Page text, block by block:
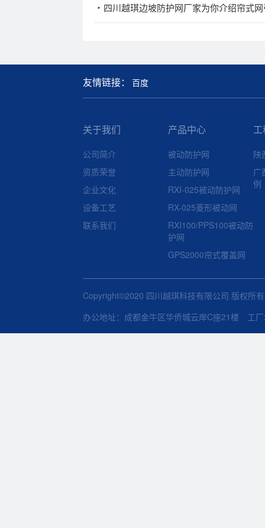
四川越琪边坡防护网厂家为你介绍帘式
友情链接： 百度
关于我们
公司简介
资质荣誉
企业文化
设备工艺
联系我们
产品中心
被动防护网
主动防护网
RXI-025被动防护网
RX-025菱形被动网
RXI100/PPS100被动防
护网
GPS2000帘式覆盖网
陕
广
例
Copyright©2020 四川越琪科技有限公司 版权所
办公地址：成都金牛区华侨城云岸C座21楼 工